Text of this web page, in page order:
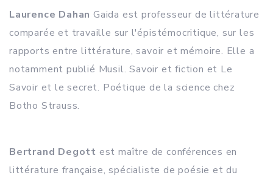
Laurence Dahan Gaida est professeur de littérature
comparée et travaille sur l'épistémocritique, sur les
rapports entre littérature, savoir et mémoire. Elle a
notamment publié Musil. Savoir et fiction et Le
Savoir et le secret. Poétique de la science chez
Botho Strauss.
Bertrand Degott est maître de conférences en
littérature française, spécialiste de poésie et du